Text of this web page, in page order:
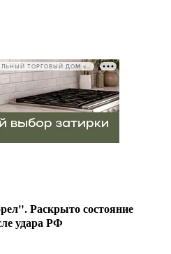
Раскрыто состояние
удара РФ